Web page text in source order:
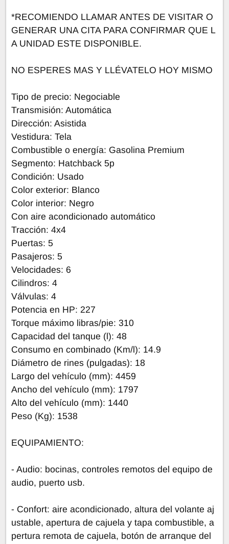
*RECOMIENDO LLAMAR ANTES DE VISITAR O
GENERAR UNA CITA PARA CONFIRMAR QUE L
A UNIDAD ESTE DISPONIBLE.
NO ESPERES MAS Y LLÉVATELO HOY MISMO
Tipo de precio: Negociable
Transmisión: Automática
Dirección: Asistida
Vestidura: Tela
Combustible o energía: Gasolina Premium
Segmento: Hatchback 5p
Condición: Usado
Color exterior: Blanco
Color interior: Negro
Con aire acondicionado automático
Tracción: 4x4
Puertas: 5
Pasajeros: 5
Velocidades: 6
Cilindros: 4
Válvulas: 4
Potencia en HP: 227
Torque máximo libras/pie: 310
Capacidad del tanque (l): 48
Consumo en combinado (Km/l): 14.9
Diámetro de rines (pulgadas): 18
Largo del vehículo (mm): 4459
Ancho del vehículo (mm): 1797
Alto del vehículo (mm): 1440
Peso (Kg): 1538
EQUIPAMIENTO:
- Audio: bocinas, controles remotos del equipo de
audio, puerto usb.
- Confort: aire acondicionado, altura del volante aj
ustable, apertura de cajuela y tapa combustible, a
pertura remota de cajuela, botón de arranque del